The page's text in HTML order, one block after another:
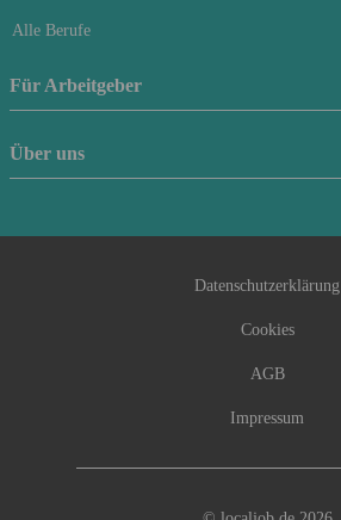
Alle Berufe
Für Arbeitgeber
Stellenanzeige schalten
Beraterfinder
Über uns
Datenschutzerklärung
Cookies
AGB
Impressum